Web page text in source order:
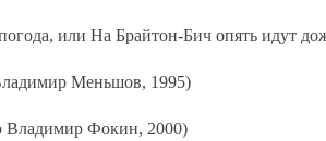
или На Брайтон-Бич опять идут
Меньшов, 1995)
Владимир Фокин, 2000)